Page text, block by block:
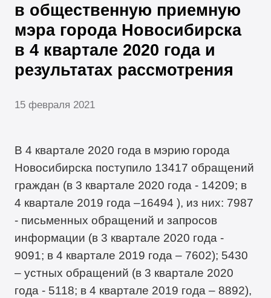
в общественную приемную
мэра города Новосибирска
в 4 квартале 2020 года и
результатах рассмотрения
15 февраля 2021
В 4 квартале 2020 года в мэрию города
Новосибирска поступило 13417 обращений
граждан (в 3 квартале 2020 года - 14209; в
4 квартале 2019 года –16494 ), из них: 7987
- письменных обращений и запросов
информации (в 3 квартале 2020 года -
9091; в 4 квартале 2019 года – 7602); 5430
– устных обращений (в 3 квартале 2020
года - 5118; в 4 квартале 2019 года – 8892),